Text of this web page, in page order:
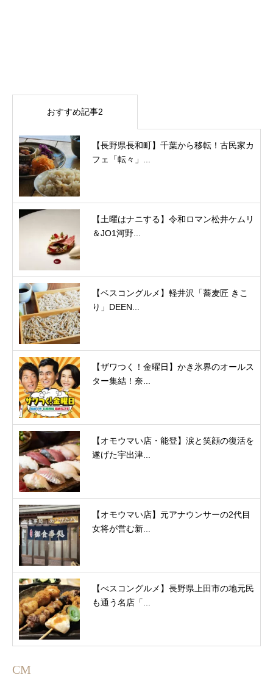
おすすめ記事2
【長野県長和町】千葉から移転！古民家カ
フェ「転々」...
【土曜はナニする】令和ロマン松井ケムリ
＆JO1河野...
【ベスコングルメ】軽井沢「蕎麦匠 きこ
り」DEEN...
【ザワつく！金曜日】かき氷界のオールス
ター集結！奈...
【オモウマい店・能登】涙と笑顔の復活を
遂げた宇出津...
【オモウマい店】元アナウンサーの2代目
女将が営む新...
【べスコングルメ】長野県上田市の地元民
も通う名店「...
CM